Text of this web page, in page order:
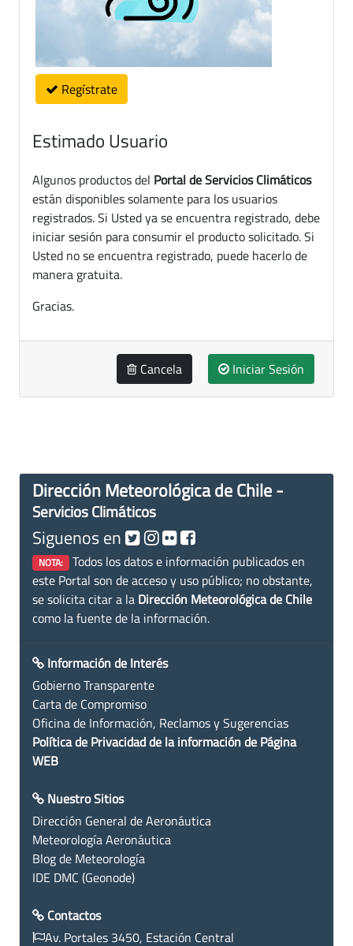
Regístrate
Estimado Usuario
Algunos productos del Portal de Servicios Climáticos
están disponibles solamente para los usuarios
registrados. Si Usted ya se encuentra registrado, debe
iniciar sesión para consumir el producto solicitado. Si
Usted no se encuentra registrado, puede hacerlo de
manera gratuita.
Gracias.
Cancela Iniciar Sesión
Dirección Meteorológica de Chile -
Servicios Climáticos
Siguenos en
NOTA: Todos los datos e información publicados en
este Portal son de acceso y uso público; no obstante,
se solicita citar a la Dirección Meteorológica de Chile
como la fuente de la información.
Información de Interés
Gobierno Transparente
Carta de Compromiso
Oficina de Información, Reclamos y Sugerencias
Política de Privacidad de la información de Página
WEB
Nuestro Sitios
Dirección General de Aeronáutica
Meteorología Aeronáutica
Blog de Meteorología
IDE DMC (Geonode)
Contactos
Av. Portales 3450, Estación Central